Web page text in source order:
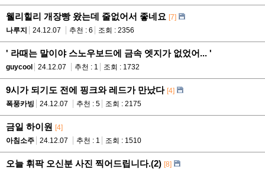
웰리힐리 개장빵 왔는데 줄없어서 좋네요 [7]
나루지
24.12.07 추천 : 6 조회 : 2356
' 라때는 말이야 스노우보드에 금속 엣지가 없었어... '
guycool 24.12.07 추천 : 1 조회 : 1732
9시가 되기도 전에 핑크와 레드가 만났다 [4]
폭풍카빙
24.12.07 추천 : 5 조회 : 2175
금일 하이원 [4]
아침소주
24.12.07 추천 : 1 조회 : 1510
오늘 휘팍 오신분 사진 찍어드립니다.(2) [8]